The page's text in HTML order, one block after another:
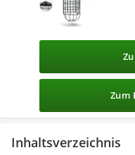
Zum
Inhaltsverzeichnis